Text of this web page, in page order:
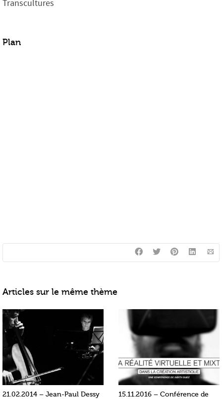
Transcultures
Plan
Articles sur le même thème
21.02.2014 – Jean-Paul Dessy
15.11.2016 – Conférence de